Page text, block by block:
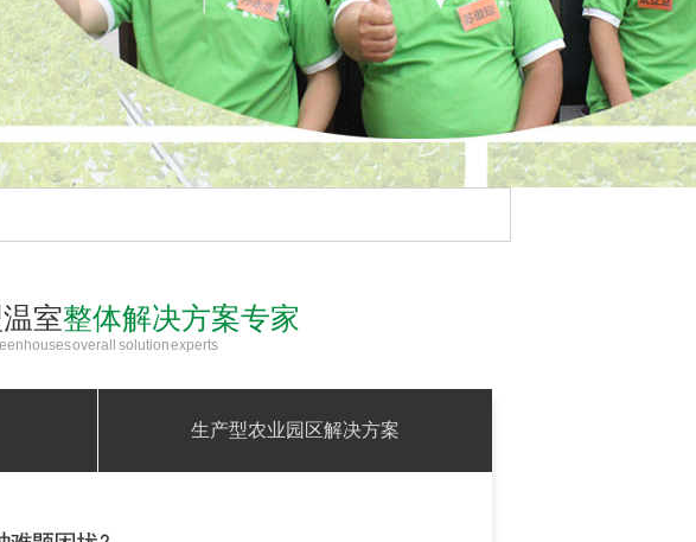
室整体解决方案专家
overall solution experts
生产型农业园区解决方案